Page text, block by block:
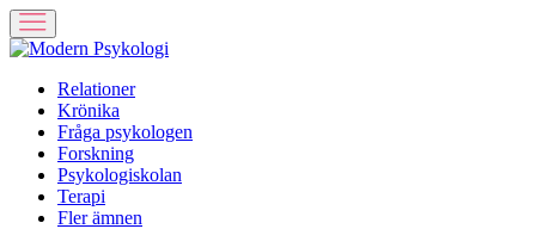
Relationer
Krönika
Fråga psykologen
Forskning
Psykologiskolan
Terapi
Fler ämnen